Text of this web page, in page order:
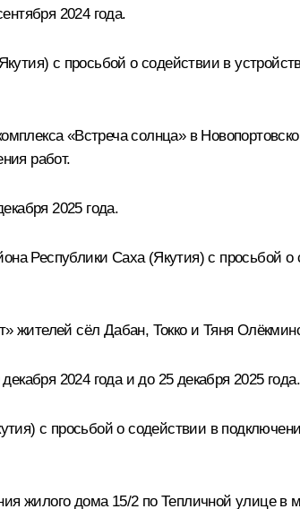
2024 года.
с просьбой о содействии в
«Встреча солнца» в
работ.
2025 года.
Республики Саха (Якутия) с просьбой о
жителей сёл Дабан, Токко и Тяня
2024 года и до 25 декабря 2025 года.
с просьбой о содействии в
жилого дома 15/2 по Тепличной улице в